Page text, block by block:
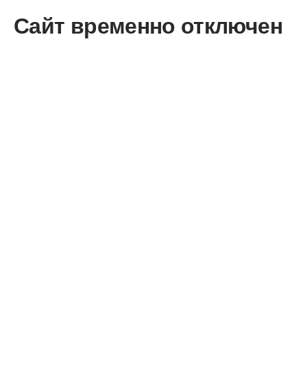
Сайт временно отключен